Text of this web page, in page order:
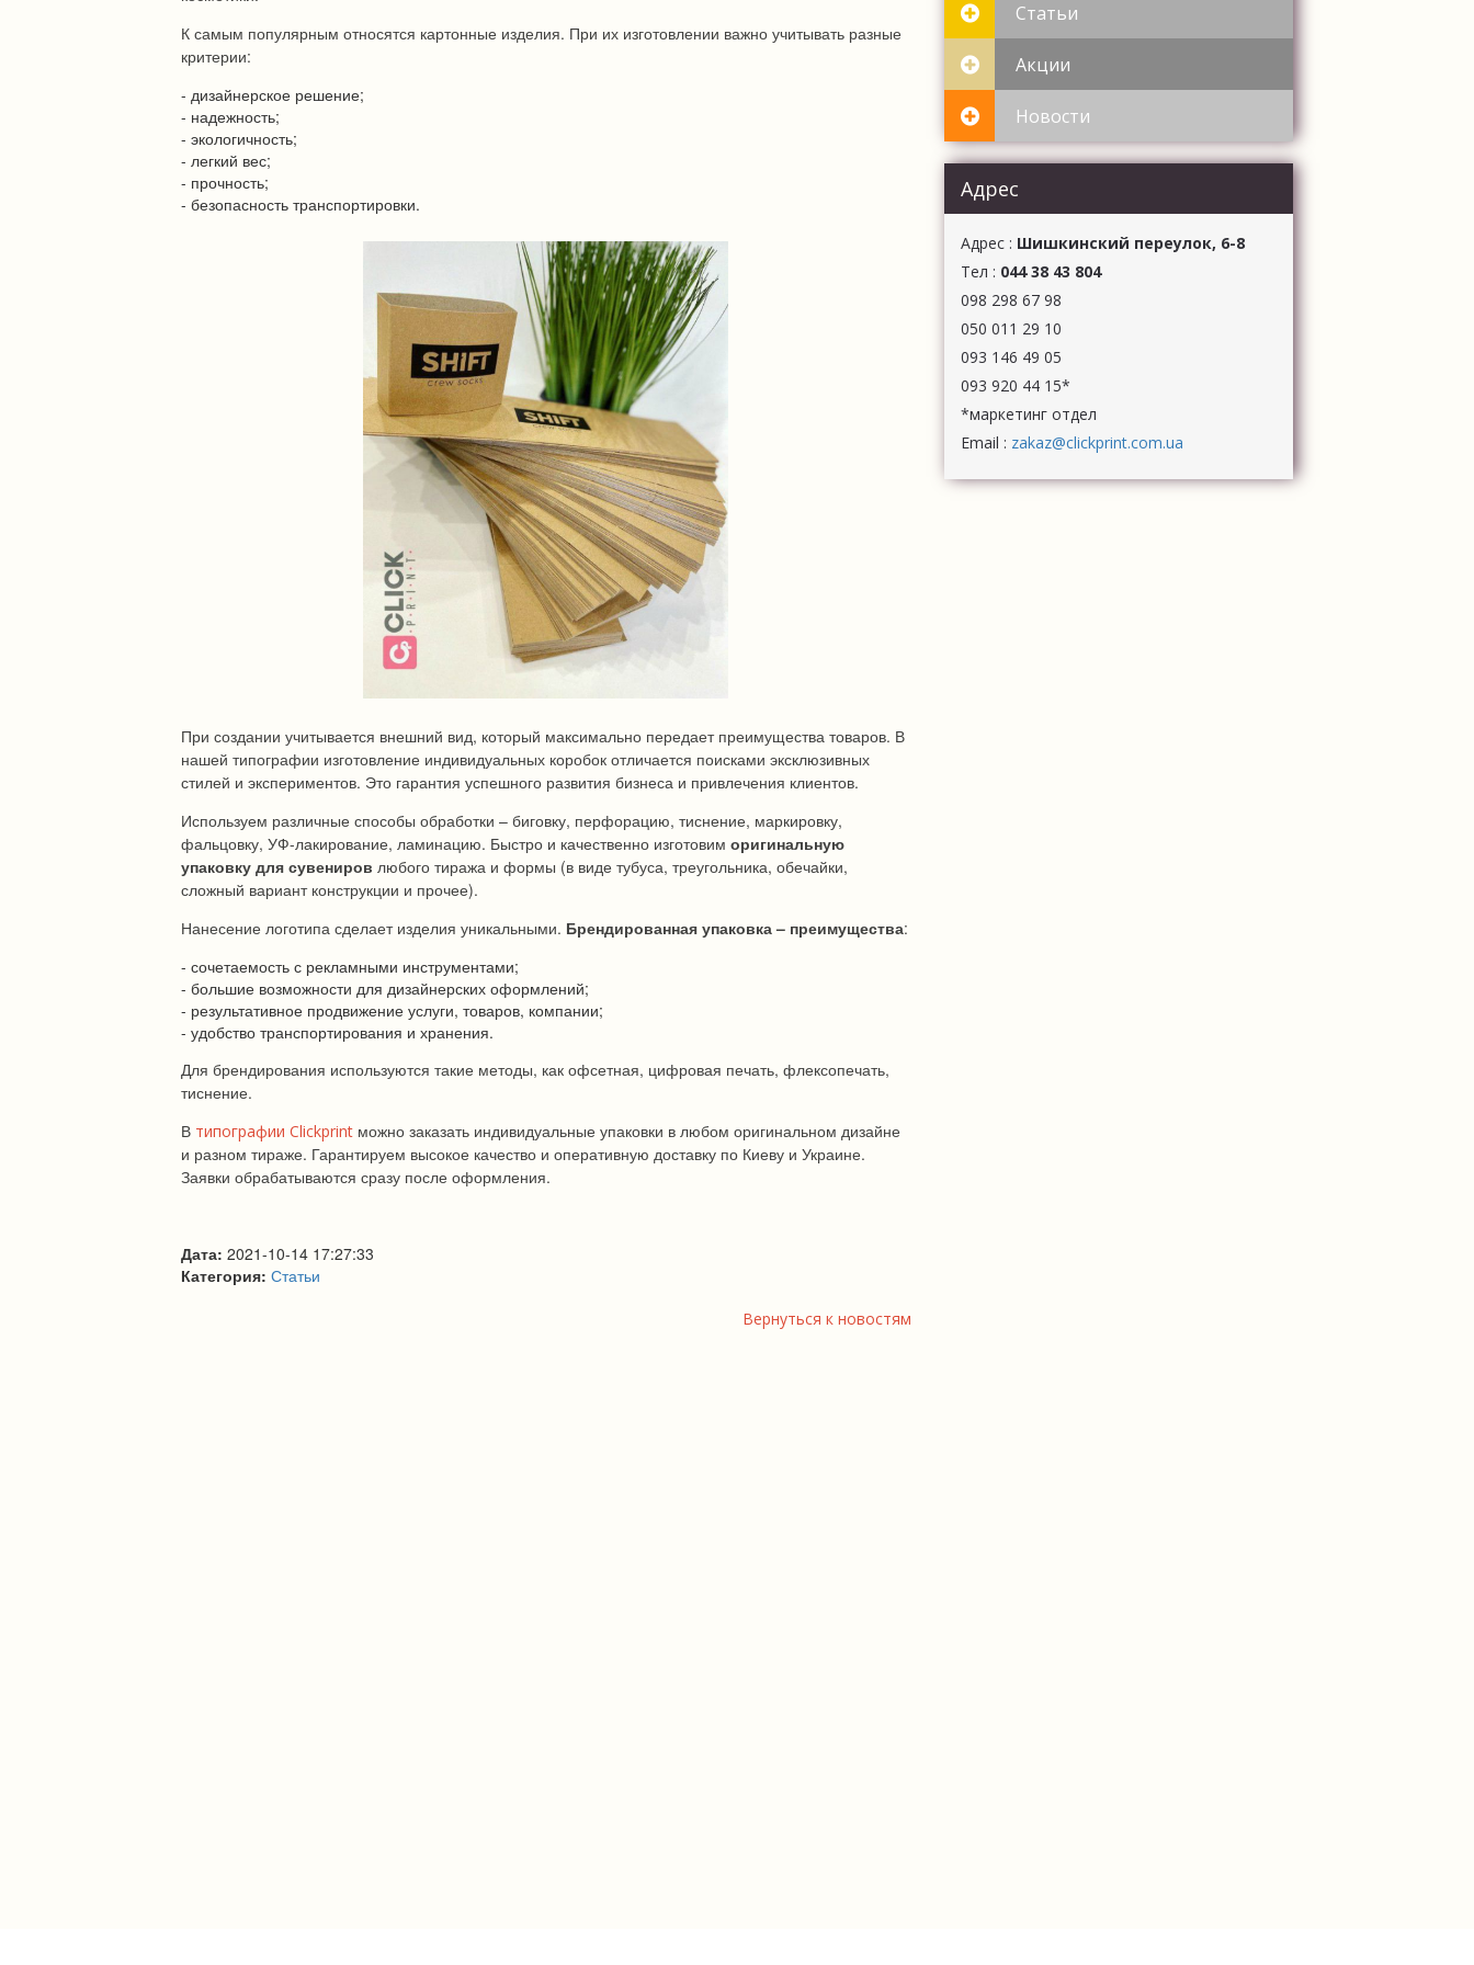
ПЕЧАТЬ ОБЛОЖЕК
К самым популярным относятся картонные изделия. При их изготовлении важно учитывать разные
критерии:
- дизайнерское решение;
- надежность;
- экологичность;
- легкий вес;
- прочность;
- безопасность транспортировки.
При создании учитывается внешний вид, который максимально передает преимущества товаров. В
нашей типографии изготовление индивидуальных коробок отличается поисками эксклюзивных
стилей и экспериментов. Это гарантия успешного развития бизнеса и привлечения клиентов.
Используем различные способы обработки – биговку, перфорацию, тиснение, маркировку,
фальцовку, УФ-лакирование, ламинацию. Быстро и качественно изготовим оригинальную
упаковку для сувениров любого тиража и формы (в виде тубуса, треугольника, обечайки,
сложный вариант конструкции и прочее).
Нанесение логотипа сделает изделия уникальными. Брендированная упаковка – преимущества:
- сочетаемость с рекламными инструментами;
- большие возможности для дизайнерских оформлений;
- результативное продвижение услуги, товаров, компании;
- удобство транспортирования и хранения.
Для брендирования используются такие методы, как офсетная, цифровая печать, флексопечать,
тиснение.
В типографии Clickprintможно заказать индивидуальные упаковки в любом оригинальном дизайне
и разном тираже. Гарантируем высокое качество и оперативную доставку по Киеву и Украине.
Заявки обрабатываются сразу после оформления.
Дата: 2021-10-14 17:27:33
Категория: Статьи
Вернуться к новостям
Статьи
Акции
Новости
Адрес
Aдрес : Шишкинский переулок, 6-8
Тел : 044 38 43 804
098 298 67 98
050 011 29 10
093 146 49 05
093 920 44 15*
*маркетинг отдел
Email : zakaz@clickprint.com.ua